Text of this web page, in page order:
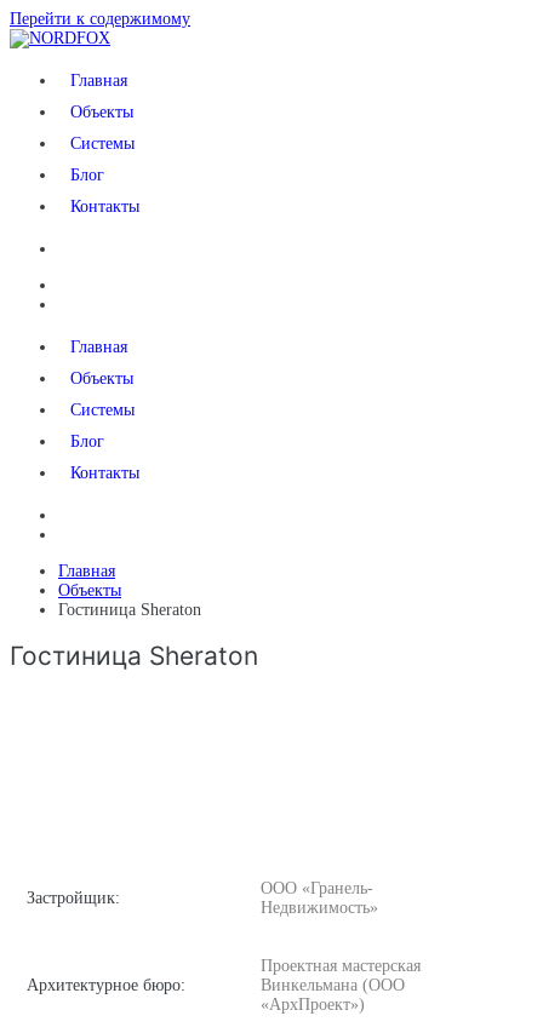
Перейти к содержимому
NORDFOXГлавная
Объекты
Системы
Блог
Контакты
Главная
Объекты
Системы
Блог
Контакты
Главная
Объекты
Гостиница Sheraton
Гостиница Sheraton
Застройщик:
ООО «Гранель-
Недвижимость»
Архитектурное бюро:
Проектная мастерская
Винкельмана (ООО
«АрхПроект»)